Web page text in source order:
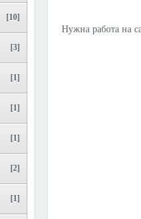
[10]
[3]
[1]
[1]
[1]
[2]
[1]
Нужна работа на